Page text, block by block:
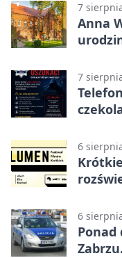
7
Anna
7
6
6